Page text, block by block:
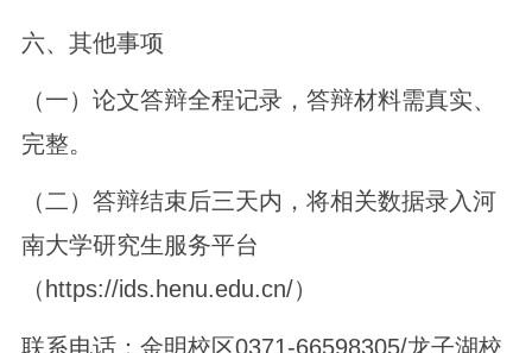
六、其他事项
（一）论文答辩全程记录，答辩材料需真实、
完整。
（二）答辩结束后三天内，将相关数据录入河
南大学研究生服务平台
（https://ids.henu.edu.cn/）
联系电话：金明校区0371-66598305/龙子湖校